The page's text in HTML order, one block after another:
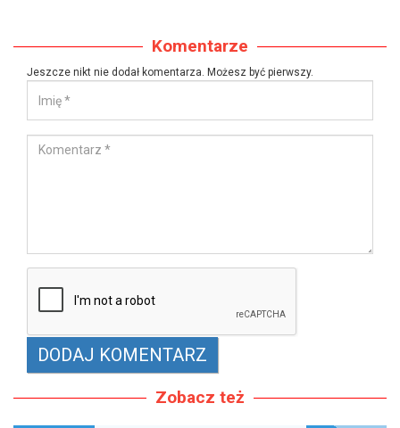
Komentarze
Jeszcze nikt nie dodał komentarza. Możesz być pierwszy.
Zobacz też